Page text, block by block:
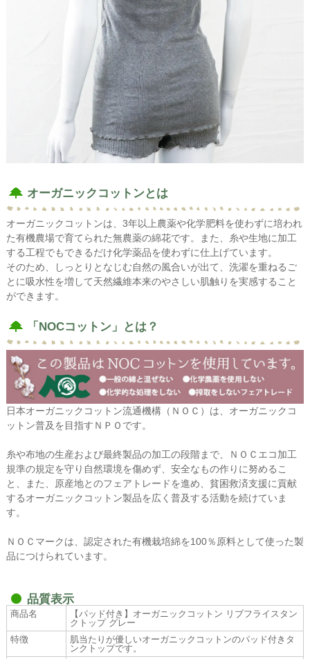
オーガニックコットンとは
オーガニックコットンは、3年以上農薬や化学肥料を使わずに培われ
た有機農場で育てられた無農薬の綿花です。また、糸や生地に加工
する工程でもできるだけ化学薬品を使わずに仕上げています。
そのため、しっとりとなじむ自然の風合いが出て、洗濯を重ねるご
とに吸水性を増して天然繊維本来のやさしい肌触りを実感すること
ができます。
「NOCコットン」とは？
日本オーガニックコットン流通機構（ＮＯＣ）は、オーガニックコ
ットン普及を目指すＮＰＯです。
糸や布地の生産および最終製品の加工の段階まで、ＮＯＣエコ加工
規準の規定を守り自然環境を傷めず、安全なもの作りに努めるこ
と、また、原産地とのフェアトレードを進め、貧困救済支援に貢献
するオーガニックコットン製品を広く普及する活動を続けていま
す。
ＮＯＣマークは、認定された有機栽培綿を100％原料として使った製
品につけられています。
品質表示
商品名
【パッド付き】オーガニックコットン リブフライスタン
クトップ グレー
特徴
肌当たりが優しいオーガニックコットンのパッド付きタ
ンクトップです。